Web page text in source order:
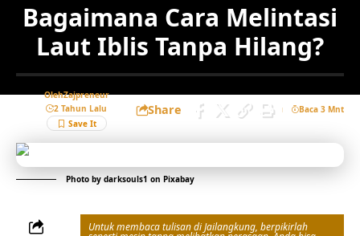
Bagaimana Cara Melintasi
Laut Iblis Tanpa Hilang?
OlehZajpreneur
2 Tahun Lalu
Share Baca 3 Mnt
Photo by darksouls1 on Pixabay
Untuk membaca tulisan di Jailangkung, berpikirlah